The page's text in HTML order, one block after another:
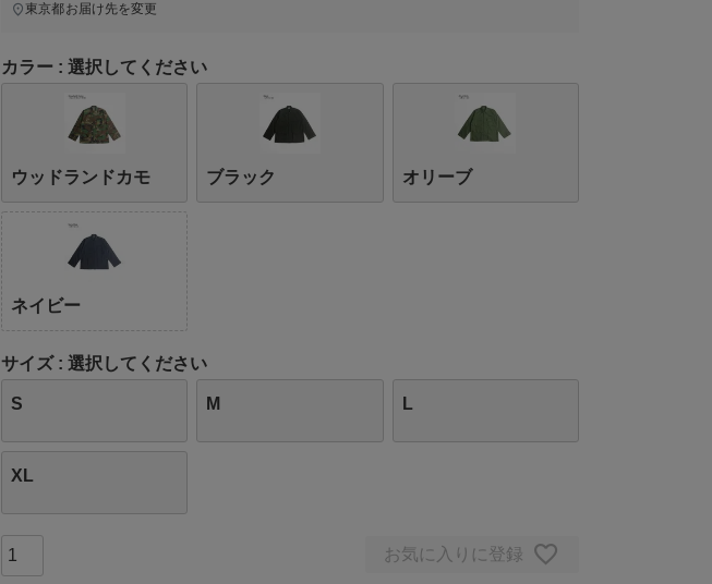
東京都お届け先を変更
カラー 選択してください
ウッドランドカモ ブラック オリーブ
ネイビー
サイズ 選択してください
S M L
XL
お気に入りに登録